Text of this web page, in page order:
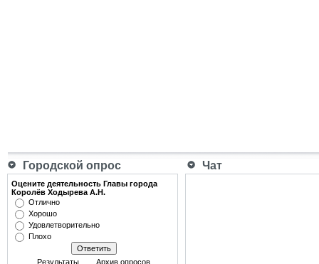
Городской опрос Чат
Оцените деятельность Главы города
Королёв Ходырева А.Н.
Отлично
Хорошо
Удовлетворительно
Плохо
Результаты Архив опросов